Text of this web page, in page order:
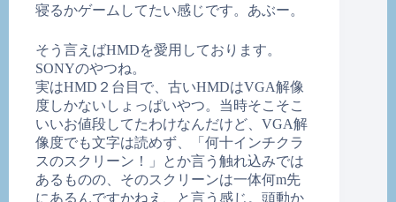
寝るかゲームしてたい感じです。あぶー。
そう言えばHMDを愛用しております。
SONYのやつね。
実はHMD２台目で、古いHMDはVGA解像
度しかないしょっぱいやつ。当時そこそこ
いいお値段してたわけなんだけど、VGA解
像度でも文字は読めず、「何十インチクラ
スのスクリーン！」とか言う触れ込みでは
あるものの、そのスクリーンは一体何m先
にあるんですかねえ、と言う感じ。頭動か